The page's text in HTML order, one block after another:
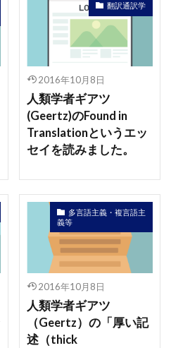
翻訳通訳学
2016年10月8日
人類学者ギアツ
(Geertz)のFound in
Translationというエッ
セイを読みました。
多言語主義・複言語主
義等
2016年10月8日
人類学者ギアツ
（Geertz）の「厚い記
述（thick